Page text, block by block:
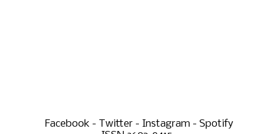
Facebook - Twitter - Instagram - Spotify